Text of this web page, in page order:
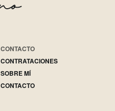
CONTACTO
CONTRATACIONES
SOBRE MÍ
CONTACTO